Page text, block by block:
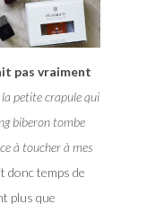
pas vraiment
petite crapule qui
biberon tombe
à toucher à mes
donc temps de
plus que